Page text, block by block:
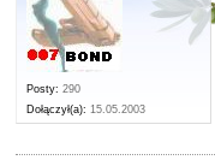
Posty: 290
Dołączył(a): 15.05.2003